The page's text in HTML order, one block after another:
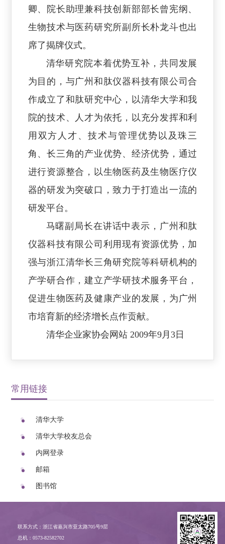
卿、院长助理兼科技创新部部长曾宪纲、
生物技术与医药研究所副所长朴龙斗也出
席了揭牌仪式。
清华研究院本着优势互补，共同发展
为目的，与广州和肽仪器科技有限公司合
作成立了和肽研究中心，以清华大学和我
院的技术、人才为依托，以充分发挥和利
用双方人才、技术与管理优势以及珠三
角、长三角的产业优势、经济优势，通过
进行资源整合，以生物医药及生物医疗仪
器的研发为突破口，致力于打造出一流的
研发平台。
马曙副局长在讲话中表示，广州和肽
仪器科技有限公司利用现有资源优势，加
强与浙江清华长三角研究院等科研机构的
产学研合作，建立产学研技术服务平台，
促进生物医药及健康产业的发展，为广州
市培育新的经济增长点作贡献。
清华企业家协会网站 2009年9月3日
常用链接
清华大学
清华大学校友总会
内网登录
邮箱
图书馆
联系方式：浙江省嘉兴市亚太路705号9层
总机：0573-82582702